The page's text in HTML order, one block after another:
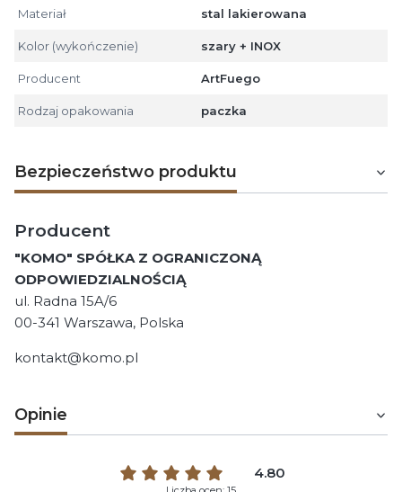
Materiał stal lakierowana
Kolor (wykończenie) szary + INOX
Producent ArtFuego
Rodzaj opakowania paczka
Bezpieczeństwo produktu
Producent
"KOMO" SPÓŁKA Z OGRANICZONĄ
ODPOWIEDZIALNOŚCIĄ
ul. Radna 15A/6
00-341 Warszawa, Polska
kontakt@komo.pl
Opinie
4.80